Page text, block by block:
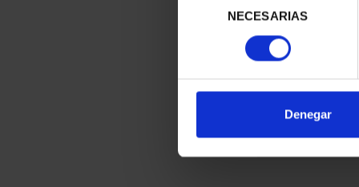
consentimiento
NECESARIAS
Denegar
Sólo para
ORDENAR POR: